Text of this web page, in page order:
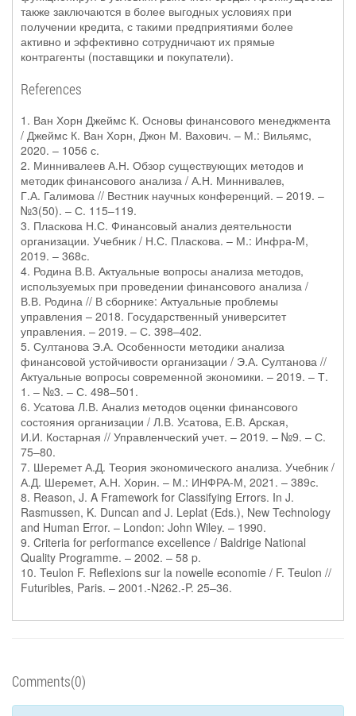
также заключаются в более выгодных условиях при
получении кредита, с такими предприятиями более
активно и эффективно сотрудничают их прямые
контрагенты (поставщики и покупатели).
References
1. Ван Хорн Джеймс К. Основы финансового менеджмента
/ Джеймс К. Ван Хорн, Джон М. Вахович. – М.: Вильямс,
2020. – 1056 с.
2. Миннивалеев А.Н. Обзор существующих методов и
методик финансового анализа / А.Н. Миннивалев,
Г.А. Галимова // Вестник научных конференций. – 2019. –
№3(50). – С. 115–119.
3. Пласкова Н.С. Финансовый анализ деятельности
организации. Учебник / Н.С. Пласкова. – М.: Инфра-М,
2019. – 368с.
4. Родина В.В. Актуальные вопросы анализа методов,
используемых при проведении финансового анализа /
В.В. Родина // В сборнике: Актуальные проблемы
управления – 2018. Государственный университет
управления. – 2019. – С. 398–402.
5. Султанова Э.А. Особенности методики анализа
финансовой устойчивости организации / Э.А. Султанова //
Актуальные вопросы современной экономики. – 2019. – Т.
1. – №3. – С. 498–501.
6. Усатова Л.В. Анализ методов оценки финансового
состояния организации / Л.В. Усатова, Е.В. Арская,
И.И. Костарная // Управленческий учет. – 2019. – №9. – С.
75–80.
7. Шеремет А.Д. Теория экономического анализа. Учебник /
А.Д. Шеремет, А.Н. Хорин. – М.: ИНФРА-М, 2021. – 389с.
8. Reason, J. A Framework for Classifying Errors. In J.
Rasmussen, K. Duncan and J. Leplat (Eds.), New Technology
and Human Error. – London: John Wiley. – 1990.
9. Criteria for performance excellence / Baldrige National
Quality Programme. – 2002. – 58 p.
10. Teulon F. Reflexions sur la nowelle economie / F. Teulon //
Futuribles, Paris. – 2001.-N262.-P. 25–36.
Comments(0)